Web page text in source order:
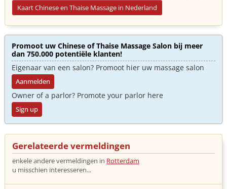
Kaart Chinese en Thaise Massage in Nederland
Promoot uw Chinese of Thaise Massage Salon bij meer
dan 750.000 potentiële klanten!
Eigenaar van een salon? Promoot hier uw massage salon
Aanmelden
Owner of a parlor? Promote your parlor here
Sign up
Gerelateerde vermeldingen
enkele andere vermeldingen in Rotterdam
u misschien interesseren...